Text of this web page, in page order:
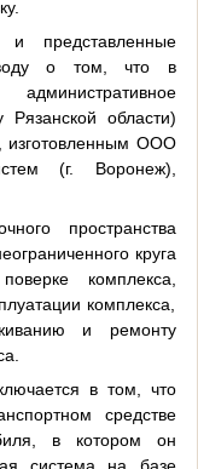
.
представленные
о том, что в
Рязанской области)
изготовленным ООО
(г. Воронеж),
пространства
круга
комплекса,
комплекса,
и ремонту
в том, что
средстве
в котором он
система на базе